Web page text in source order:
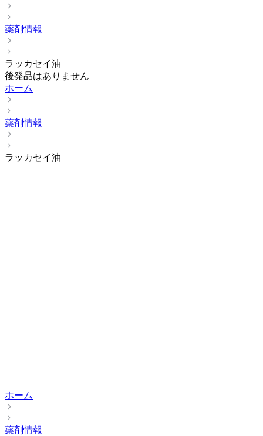
薬剤情報
ラッカセイ油
後発品はありません
ホーム
薬剤情報
ラッカセイ油
ホーム
薬剤情報